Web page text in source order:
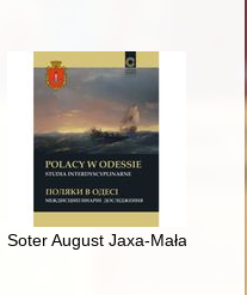
Soter August Jaxa-